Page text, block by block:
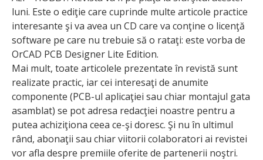
luni. Este o ediţie care cuprinde multe articole practice
interesante şi va avea un CD care va conţine o licenţă
software pe care nu trebuie să o rataţi: este vorba de
OrCAD PCB Designer Lite Edition.
Mai mult, toate articolele prezentate în revistă sunt
realizate practic, iar cei interesaţi de anumite
componente (PCB-ul aplicaţiei sau chiar montajul gata
asamblat) se pot adresa redacţiei noastre pentru a
putea achiziţiona ceea ce-şi doresc. Şi nu în ultimul
rând, abonaţii sau chiar viitorii cola­boratori ai revistei
vor afla despre premiile oferite de partenerii noştri.